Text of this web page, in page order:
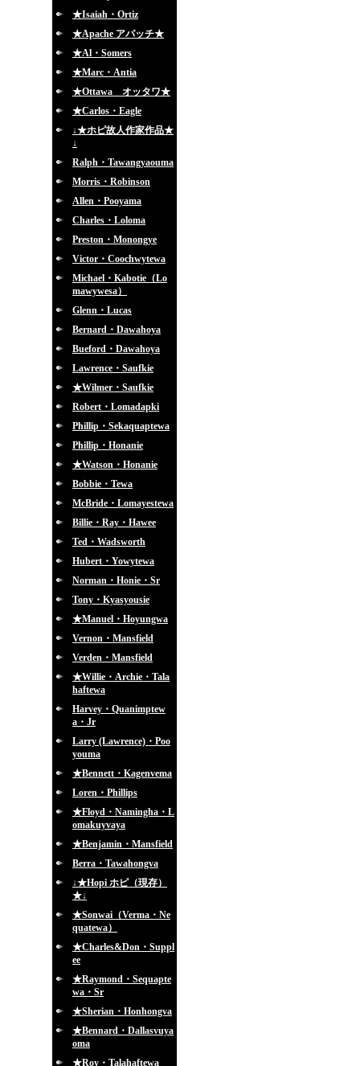
★Isaiah・Ortiz
★Apache アパッチ★
★Al・Somers
★Marc・Antia
★Ottawa オッタワ★
★Carlos・Eagle
↓★ホピ故人作家作品★
↓
Ralph・Tawangyaouma
Morris・Robinson
Allen・Pooyama
Charles・Loloma
Preston・Monongye
Victor・Coochwytewa
Michael・Kabotie（Lo
mawywesa）
Glenn・Lucas
Bernard・Dawahoya
Bueford・Dawahoya
Lawrence・Saufkie
★Wilmer・Saufkie
Robert・Lomadapki
Phillip・Sekaquaptewa
Phillip・Honanie
★Watson・Honanie
Bobbie・Tewa
McBride・Lomayestewa
Billie・Ray・Hawee
Ted・Wadsworth
Hubert・Yowytewa
Norman・Honie・Sr
Tony・Kyasyousie
★Manuel・Hoyungwa
Vernon・Mansfield
Verden・Mansfield
★Willie・Archie・Tala
haftewa
Harvey・Quanimptew
a・Jr
Larry (Lawrence)・Poo
youma
★Bennett・Kagenvema
Loren・Phillips
★Floyd・Namingha・L
omakuyvaya
★Benjamin・Mansfield
Berra・Tawahongva
↓★Hopi ホピ（現存）
★↓
★Sonwai（Verma・Ne
quatewa）
★Charles&Don・Suppl
ee
★Raymond・Sequapte
wa・Sr
★Sherian・Honhongva
★Bennard・Dallasvuya
oma
★Roy・Talahaftewa